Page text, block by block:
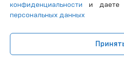
конфиденциальности и
персональных данных
© 2025 Тех.